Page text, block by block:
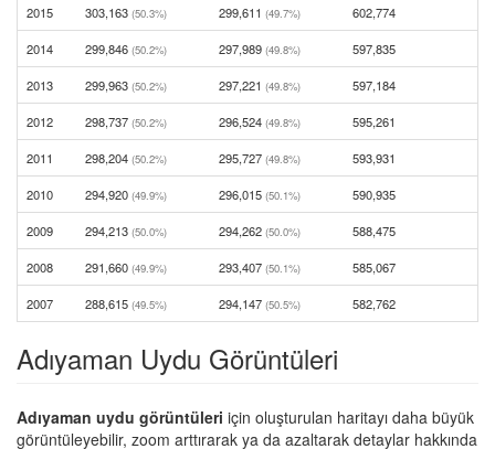
2015 303,163 (50.3%) 299,611 (49.7%) 602,774
2014 299,846 (50.2%) 297,989 (49.8%) 597,835
2013 299,963 (50.2%) 297,221 (49.8%) 597,184
2012 298,737 (50.2%) 296,524 (49.8%) 595,261
2011 298,204 (50.2%) 295,727 (49.8%) 593,931
2010 294,920 (49.9%) 296,015 (50.1%) 590,935
2009 294,213 (50.0%) 294,262 (50.0%) 588,475
2008 291,660 (49.9%) 293,407 (50.1%) 585,067
2007 288,615 (49.5%) 294,147 (50.5%) 582,762
Adıyaman Uydu Görüntüleri
Adıyaman uydu görüntüleri için oluşturulan haritayı daha büyük
görüntüleyebilir, zoom arttırarak ya da azaltarak detaylar hakkında